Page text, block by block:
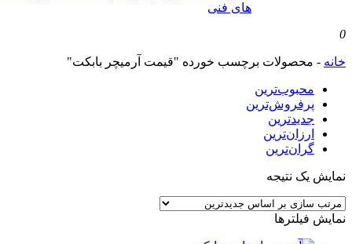
های فنی
0
خانه - محصولات برچسب خورده "قیمت آرمیچر بابکت"
محبوب‌ترین
پرفروش‌ترین
جدیدترین
ارزان‌ترین
گران‌ترین
نمایش یک نتیجه
نمایش فیلترها